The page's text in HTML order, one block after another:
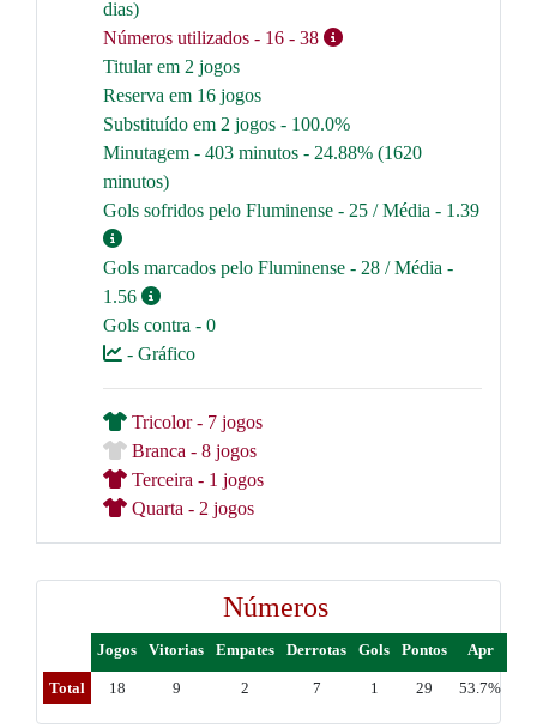
dias)
Números utilizados - 16 - 38
Titular em 2 jogos
Reserva em 16 jogos
Substituído em 2 jogos - 100.0%
Minutagem - 403 minutos - 24.88% (1620
minutos)
Gols sofridos pelo Fluminense - 25 / Média - 1.39
Gols marcados pelo Fluminense - 28 / Média -
1.56
Gols contra - 0
- Gráfico
Tricolor - 7 jogos
Branca - 8 jogos
Terceira - 1 jogos
Quarta - 2 jogos
Números
Jogos Vitorias Empates Derrotas Gols Pontos Apr
Total 18 9 2 7 1 29 53.7%